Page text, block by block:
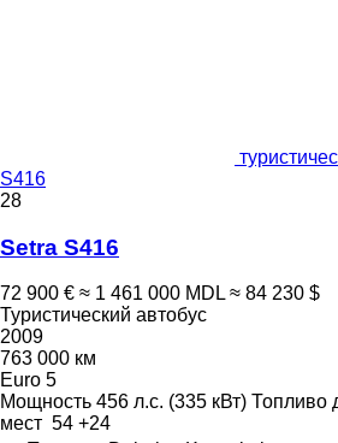
S416
28
Setra S416
72 900 € ≈ 1 461 000 MDL ≈ 84 230 $
Туристический автобус
2009
763 000 км
Euro 5
Мощность 456 л.с. (335 кВт) Топливо
мест 54 +24